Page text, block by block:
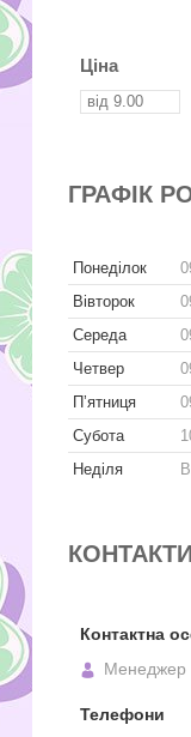
Ціна
ГРАФІК
Понеділок
Вівторок
Середа
Четвер
Пʼятниця
Субота
Неділя
КОНТАКТИ
Менеджер